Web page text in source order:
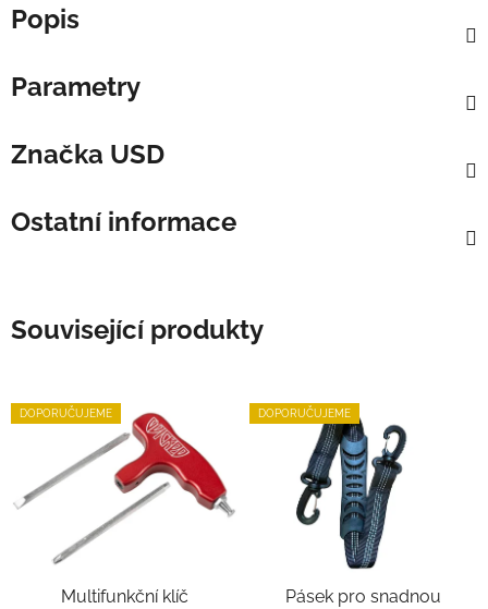
Popis
Parametry
Značka USD
Ostatní informace
Související produkty
DOPORUČUJEME
Multifunkční klíč
DOPORUČUJEME
Pásek pro snadnou